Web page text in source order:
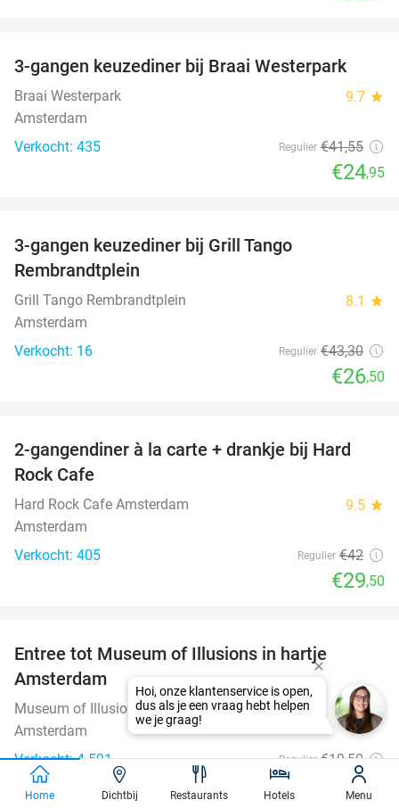
40%
3-gangen keuzediner bij Braai Westerpark
Braai Westerpark 9.7 star
Amsterdam
Verkocht: 435
Regulier €41,55
€24,95
3-gangen keuzediner bij Grill Tango
Rembrandtplein
Grill Tango Rembrandtplein 8.1 star
Amsterdam
Verkocht: 16
Regulier €43,30
€26,50
30%
2-gangendiner à la carte + drankje bij Hard
Rock Cafe
Hard Rock Cafe Amsterdam 9.5 star
Amsterdam
Verkocht: 405
Regulier €42
€29,50
Entree tot Museum of Illusions in hartje
Amsterdam
Museum of Illusions Amsterdam 9.7star
Amsterdam
Verkocht: 4.591
Regulier €19,50
€14
Home Dichtbij Restaurants Hotels Menu
Hoi, onze klantenservice is open,
dus als je een vraag hebt helpen
we je graag!